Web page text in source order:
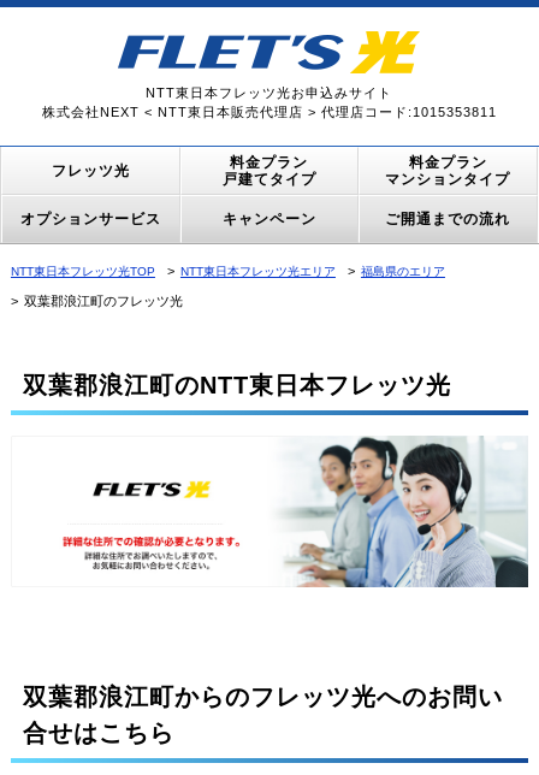
NTT東日本フレッツ光お申込みサイト
株式会社NEXT < NTT東日本販売代理店 > 代理店コード:1015353811
フレッツ光
料金プラン
戸建てタイプ
料金プラン
マンションタイプ
オプションサービス キャンペーン ご開通までの流れ
NTT東日本フレッツ光TOP NTT東日本フレッツ光エリア 福島県のエリア
双葉郡浪江町のフレッツ光
双葉郡浪江町のNTT東日本フレッツ光
双葉郡浪江町からのフレッツ光へのお問い
合せはこちら